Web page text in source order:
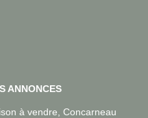
ANNONCES
à vendre, Concarneau